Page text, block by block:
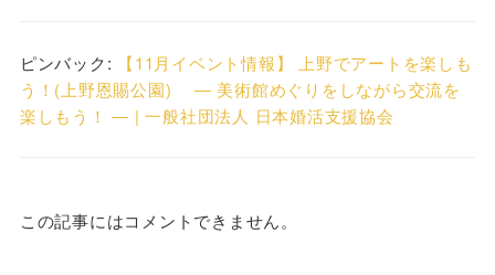
ピンバック:
【11月イベント情報】 上野でアートを楽しも
う！(上野恩賜公園) ― 美術館めぐりをしながら交流を
楽しもう！ ― | 一般社団法人 日本婚活支援協会
この記事にはコメントできません。